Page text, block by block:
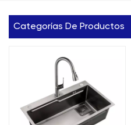
Categorías De Productos